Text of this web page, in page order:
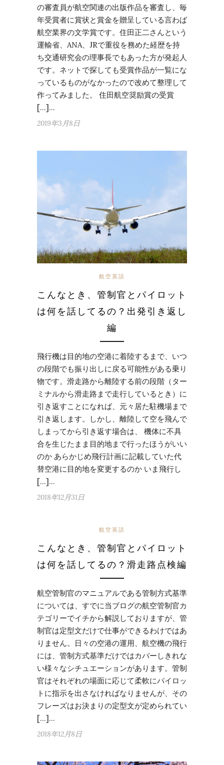
の審査員が航空関連の出版作品を審査し、毎
年受賞者に賞状と賞金を贈呈している言わば
航空業界の文学賞です。住田正二さんという
運輸省、ANA、JRで重役を務めた経歴を持
ち交通研究会の理事長でもあった方が発起人
です。ネットで探しても受賞作品が一覧にな
っているものがなかったので改めて整理して
作ってみました。 住田航空奨励賞の受賞
[…]…
2019年3月8日
航空英語
こんなとき、管制官とパイロット
は何を話してるの？出発引き返し
編
飛行機は目的地の空港に着陸するまで、いつ
の段階でも振り出しに戻る可能性がある乗り
物です。滑走路から離陸する前の段階（ター
ミナルから滑走路まで走行しているとき）に
引き返すことになれば、元々居た駐機場まで
引き返します。しかし、離陸して空を飛んで
しまってから引き返す場合は、 機体に不具
合を生じたまま目的地まで行ったほうがいい
のか あらかじめ飛行計画に記載していた代
替空港に目的地を変更するのか いま飛行し
[…]…
2018年12月31日
航空英語
こんなとき、管制官とパイロット
は何を話してるの？滑走路点検編
航空管制官のマニュアルである管制方式基準
については、すでに当ブログの航空管制官カ
テゴリーでイチから解説しておりますが、管
制官は定型文だけで仕事ができるわけではあ
りません。日々の空港の運用、航空機の飛行
には、管制方式基準だけではカバーしきれな
い様々なシチュエーションがあります。管制
官はそれぞれの場面に応じて柔軟にパイロッ
トに指示を出さなければなりませんが、その
フレーズはお決まりの定型文が定められてい
[…]…
2018年12月8日